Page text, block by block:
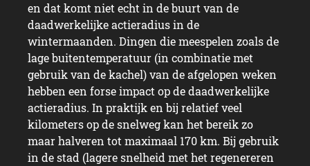
en dat komt niet echt in de buurt van de
daadwerkelijke actieradius in de
wintermaanden. Dingen die meespelen zoals de
lage buitentemperatuur (in combinatie met
gebruik van de kachel) van de afgelopen weken
hebben een forse impact op de daadwerkelijke
actieradius. In praktijk en bij relatief veel
kilometers op de snelweg kan het bereik zo
maar halveren tot maximaal 170 km. Bij gebruik
in de stad (lagere snelheid met het regenereren